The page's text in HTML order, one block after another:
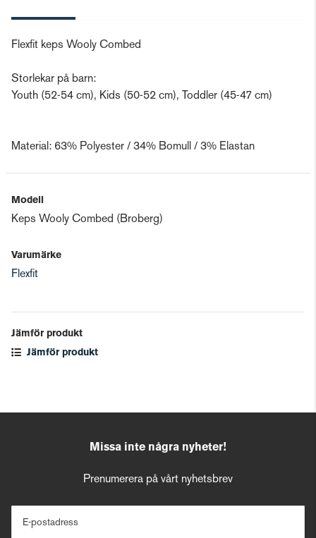
Flexfit keps Wooly Combed
Storlekar på barn:
Youth (52-54 cm), Kids (50-52 cm), Toddler (45-47 cm)
Material: 63% Polyester / 34% Bomull / 3% Elastan
Modell
Keps Wooly Combed (Broberg)
Varumärke
Flexfit
Jämför produkt
Jämför produkt
Missa inte några nyheter!
Prenumerera på vårt nyhetsbrev
E-postadress